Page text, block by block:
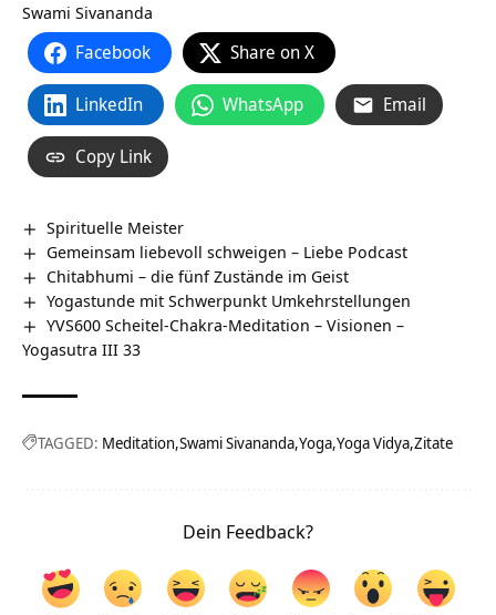
Swami Sivananda
Facebook Share on X
LinkedIn WhatsApp Email
Copy Link
Spirituelle Meister
Gemeinsam liebevoll schweigen – Liebe Podcast
Chitabhumi – die fünf Zustände im Geist
Yogastunde mit Schwerpunkt Umkehrstellungen
YVS600 Scheitel-Chakra-Meditation – Visionen –
Yogasutra III 33
TAGGED: Meditation Swami Sivananda Yoga Yoga Vidya Zitate
Dein Feedback?